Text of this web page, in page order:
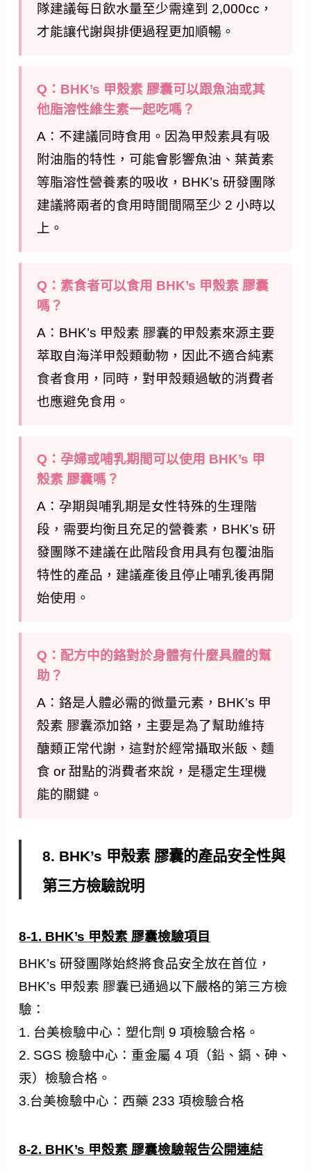
隊建議每日飲水量至少需達到 2,000cc，
才能讓代謝與排便過程更加順暢。
Q：BHK’s 甲殼素 膠囊可以跟魚油或其
他脂溶性維生素一起吃嗎？
A：不建議同時食用。因為甲殼素具有吸
附油脂的特性，可能會影響魚油、葉黃素
等脂溶性營養素的吸收，BHK’s 研發團隊
建議將兩者的食用時間間隔至少 2 小時以
上。
Q：素食者可以食用 BHK’s 甲殼素 膠囊
嗎？
A：BHK’s 甲殼素 膠囊的甲殼素來源主要
萃取自海洋甲殼類動物，因此不適合純素
食者食用，同時，對甲殼類過敏的消費者
也應避免食用。
Q：孕婦或哺乳期間可以使用 BHK’s 甲
殼素 膠囊嗎？
A：孕期與哺乳期是女性特殊的生理階
段，需要均衡且充足的營養素，BHK’s 研
發團隊不建議在此階段食用具有包覆油脂
特性的產品，建議產後且停止哺乳後再開
始使用。
Q：配方中的鉻對於身體有什麼具體的幫
助？
A：鉻是人體必需的微量元素，BHK’s 甲
殼素 膠囊添加鉻，主要是為了幫助維持
醣類正常代謝，這對於經常攝取米飯、麵
食 or 甜點的消費者來說，是穩定生理機
能的關鍵。
8. BHK’s 甲殼素 膠囊的產品安全性與
第三方檢驗說明
8-1. BHK’s 甲殼素 膠囊檢驗項目
BHK’s 研發團隊始終將食品安全放在首位，
BHK’s 甲殼素 膠囊已通過以下嚴格的第三方檢
驗：
1. 台美檢驗中心：塑化劑 9 項檢驗合格。
2. SGS 檢驗中心：重金屬 4 項（鉛、鎘、砷、
汞）檢驗合格。
3.台美檢驗中心：西藥 233 項檢驗合格
8-2. BHK’s 甲殼素 膠囊檢驗報告公開連結